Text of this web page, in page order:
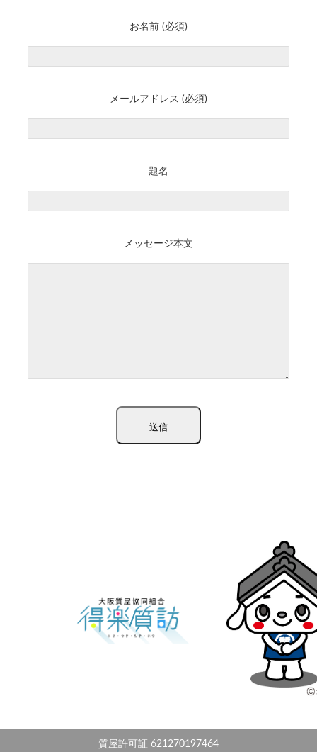
お名前 (必須)
メールアドレス (必須)
題名
メッセージ本文
質屋許可証 621270197464